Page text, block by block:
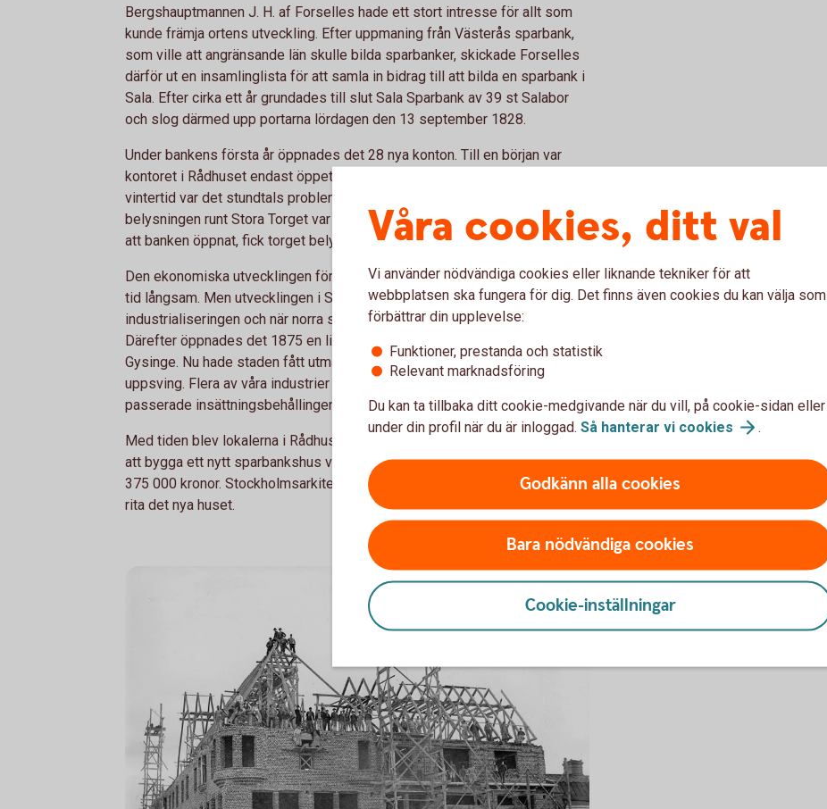
Bergshauptmannen J. H. af Forselles hade ett stort intresse för allt som
kunde främja ortens utveckling. Efter uppmaning från Västerås sparbank,
som ville att angränsande län skulle bilda sparbanker, skickade Forselles
därför ut en insamlinglista för att samla in bidrag till att bilda en sparbank i
Sala. Efter cirka ett år grundades till slut Sala Sparbank av 39 st Salabor
och slog därmed upp portarna lördagen den 13 september 1828.
Under bankens första år öppnades det 28 nya konton. Till en början var
kontoret i Rådhuset endast öppet på lördagar mellan kl. 16-18. Under
vintertid var det stundtals problematiskt att hitta in till kontoret då
belysningen runt Stora Torget var obefintlig. Inte förrän 1843, 15 år efter
att banken öppnat, fick torget belysning i form av fyra lampor.
Den ekonomiska utvecklingen för både bygden och banken var under lång
tid långsam. Men utvecklingen i Sala sköt fart i samband med
industrialiseringen och när norra stambanan till Sala öppnades 1873.
Därefter öppnades det 1875 en linje till Tillberga, och 1901 mellan Sala-
Gysinge. Nu hade staden fått utmärkta förbindelser och Sala fick ett riktigt
uppsving. Flera av våra industrier anlades kring den här tiden och år 1893
passerade insättningsbehållingen på banken en miljon kronor.
Med tiden blev lokalerna i Rådhuset för små och banken beslutade 1902
att bygga ett nytt sparbankshus vid Stora Torget i Sala till en kostnad av
375 000 kronor. Stockholmsarkitekten Erik Lallerstedt fick uppdraget att
rita det nya huset.
Våra cookies, ditt val
Vi använder nödvändiga cookies eller liknande tekniker för att
webbplatsen ska fungera för dig. Det finns även cookies du kan välja som
förbättrar din upplevelse:
Funktioner, prestanda och statistik
Relevant marknadsföring
Du kan ta tillbaka ditt cookie-medgivande när du vill, på cookie-sidan eller
under din profil när du är inloggad. Så hanterar vi cookies .
Godkänn alla cookies
Bara nödvändiga cookies
Cookie-inställningar